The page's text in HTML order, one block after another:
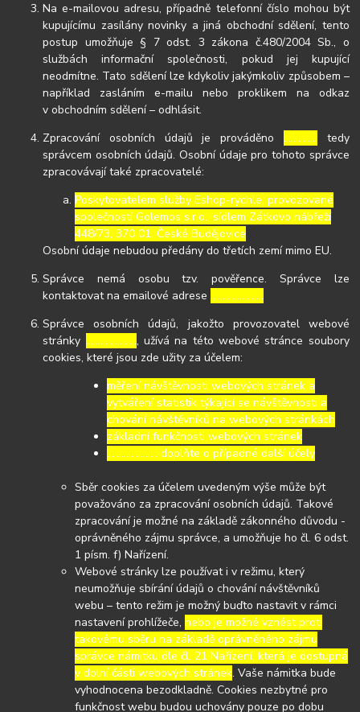
Na e-mailovou adresu, případně telefonní číslo mohou být
kupujícímu zasílány novinky a jiná obchodní sdělení, tento
postup umožňuje § 7 odst. 3 zákona č.480/2004 Sb., o
službách informační společnosti, pokud jej kupující
neodmítne. Tato sdělení lze kdykoliv jakýmkoliv způsobem –
například zasláním e-mailu nebo proklikem na odkaz
v obchodním sdělení – odhlásit.
Zpracování osobních údajů je prováděno………….. tedy
správcem osobních údajů. Osobní údaje pro tohoto správce
zpracovávají také zpracovatelé:
Poskytovatelem služby Eshop-rychle, provozované
společností Golemos s.r.o., sídlem Zátkovo nábřeží
448/73, 370 01, České Budějovice
Osobní údaje nebudou předány do třetích zemí mimo EU.
Správce nemá osobu tzv. pověřence. Správce lze
kontaktovat na emailové adrese………………….
Správce osobních údajů, jakožto provozovatel webové
stránky …………………, užívá na této webové stránce soubory
cookies, které jsou zde užity za účelem:
měření návštěvnosti webových stránek a
vytváření statistik týkající se návštěvnosti a
chování návštěvníků na webových stránkách
základní funkčnosti webových stránek
………………… doplňte o případné další účely
Sběr cookies za účelem uvedeným výše může být
považováno za zpracování osobních údajů. Takové
zpracování je možné na základě zákonného důvodu -
oprávněného zájmu správce, a umožňuje ho čl. 6 odst.
1 písm. f) Nařízení.
Webové stránky lze používat i v režimu, který
neumožňuje sbírání údajů o chování návštěvníků
webu – tento režim je možný buďto nastavit v rámci
nastavení prohlížeče,nebo je možné vznést proti
takovému sběru na základě oprávněného zájmu
správce námitku dle čl. 21 Nařízení, která je dostupná
v dolní části webových stránek. Vaše námitka bude
vyhodnocena bezodkladně. Cookies nezbytné pro
funkčnost webu budou uchovány pouze po dobu